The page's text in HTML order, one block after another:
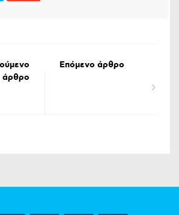
άρθρο
Επόμενο άρθρο